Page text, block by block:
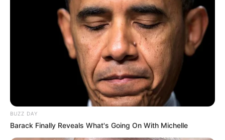
BUZZ DAY
Barack Finally Reveals What's Going On With Michelle